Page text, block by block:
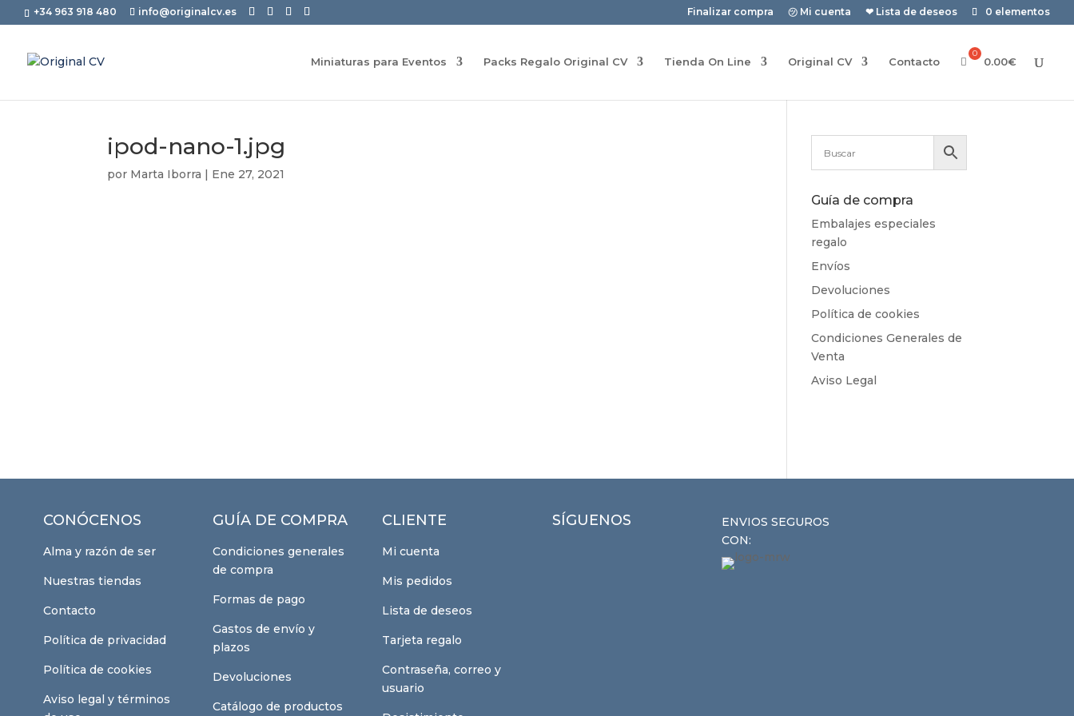
+34 963 918 480 info@originalcv.es Finalizar compra ㋡ Mi cuenta ❤ Lista de deseos 0 elementos
Miniaturas para Eventos Packs Regalo Original CV Tienda On Line Original CV Contacto 0.00€
ipod-nano-1.jpg
por Marta Iborra | Ene 27, 2021
Guía de compra
Embalajes especiales
regalo
Envíos
Devoluciones
Política de cookies
Condiciones Generales de
Venta
Aviso Legal
CONÓCENOS
Alma y razón de ser
Nuestras tiendas
Contacto
Política de privacidad
Política de cookies
Aviso legal y términos
GUÍA DE COMPRA
Condiciones generales
de compra
Formas de pago
Gastos de envío y
plazos
Devoluciones
Catálogo de productos
CLIENTE
Mi cuenta
Mis pedidos
Lista de deseos
Tarjeta regalo
Contraseña, correo y
usuario
SÍGUENOS
ENVIOS SEGUROS
CON: